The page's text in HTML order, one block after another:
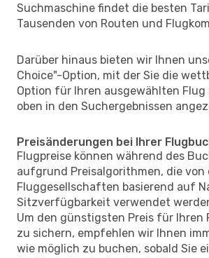
Suchmaschine findet die besten
Tausenden von Routen und
Darüber hinaus bieten wir Ihnen
Choice"-Option, mit der Sie die
Option für Ihren ausgewählten Flug
oben in den Suchergebnissen
Preisänderungen bei Ihrer
Flugpreise können während des
aufgrund Preisalgorithmen, die von
Fluggesellschaften basierend auf
Sitzverfügbarkeit verwendet
Um den günstigsten Preis für Ihren
zu sichern, empfehlen wir Ihnen
wie möglich zu buchen, sobald Sie